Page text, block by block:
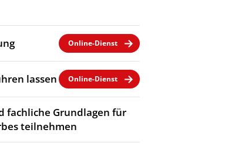
Online-Dienst
lassen Online-Dienst
fachliche Grundlagen für
teilnehmen